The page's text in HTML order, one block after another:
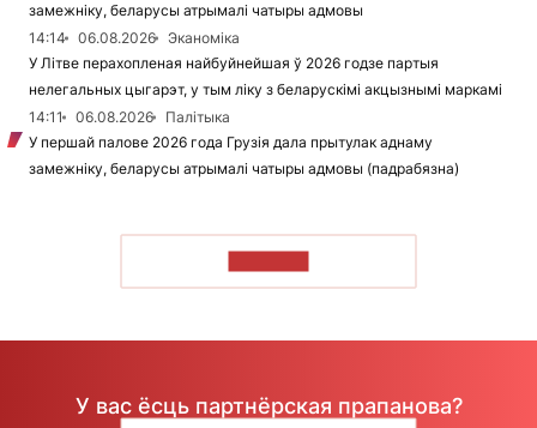
замежніку, беларусы атрымалі чатыры адмовы
14:14
06.08.2026
Эканоміка
У Літве перахопленая найбуйнейшая ў 2026 годзе партыя
нелегальных цыгарэт, у тым ліку з беларускімі акцызнымі маркамі
14:11
06.08.2026
Палітыка
У першай палове 2026 года Грузія дала прытулак аднаму
замежніку, беларусы атрымалі чатыры адмовы (падрабязна)
У вас ёсць партнёрская прапанова?